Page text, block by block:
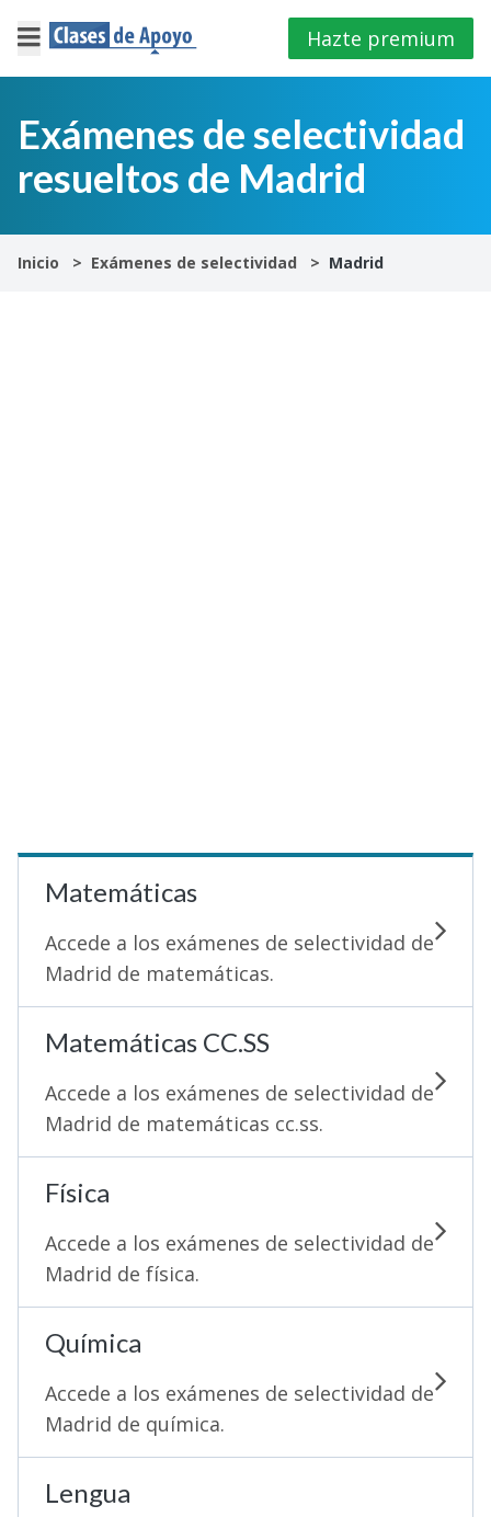
×
Iniciar
sesión
4º
Hazte premium
Exámenes de selectividad
resueltos de Madrid
Inicio Exámenes de selectividad Madrid
Matemáticas
Accede a los exámenes de selectividad de
Madrid de matemáticas.
Matemáticas CC.SS
Accede a los exámenes de selectividad de
Madrid de matemáticas cc.ss.
Física
Accede a los exámenes de selectividad de
Madrid de física.
Química
Accede a los exámenes de selectividad de
Madrid de química.
Lengua